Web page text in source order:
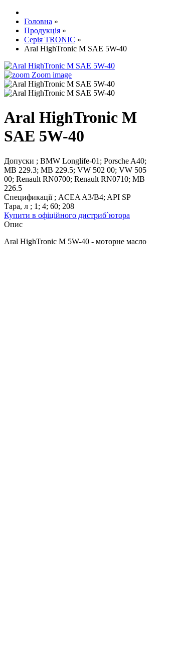
Головна »
Продукція »
Серія TRONIC »
Aral HighTronic M SAE 5W-40
Zoom image
Aral HighTronic M
SAE 5W-40
Допуски ; BMW Longlife-01 ; Porsche A40;
MB 229.3; MB 229.5; VW 502 00; VW 505
00; Renault RN0700; Renault RN0710; MB
226.5
Спецификації ; ACEA A3/B4; API SP
Тара, л ; 1 ; 4; 60; 208
Купити в офіційного дистриб`ютора
Опис
Aral HighTronic M 5W-40 - моторне масло